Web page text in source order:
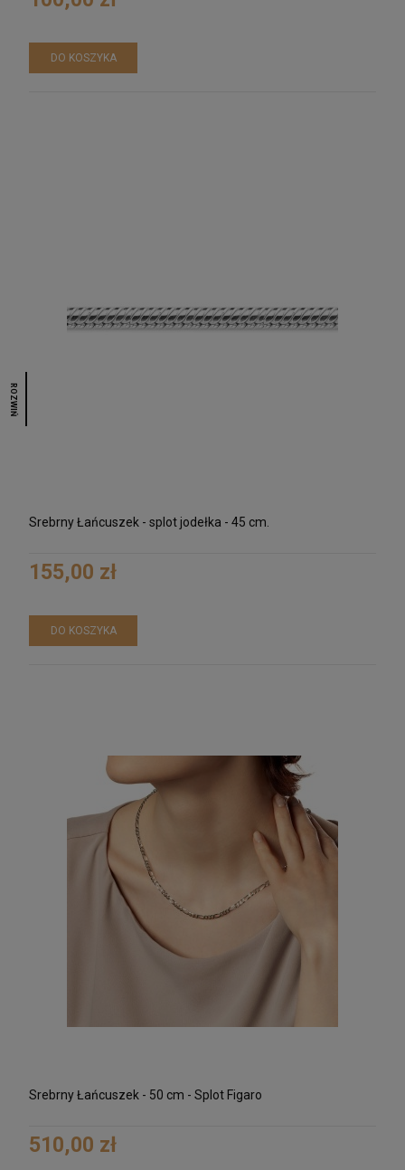
ROZWIŃ
DO KOSZYKA
Srebrny Łańcuszek - splot jodełka - 45 cm.
155,00 zł
DO KOSZYKA
Srebrny Łańcuszek - 50 cm - Splot Figaro
510,00 zł